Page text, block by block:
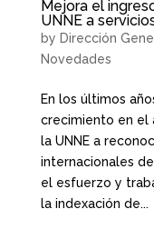
Mejora el
UNNE a
by Dirección
Novedades
En los últimos
crecimiento en el
la UNNE a
internacionales
el esfuerzo y
la indexación de...